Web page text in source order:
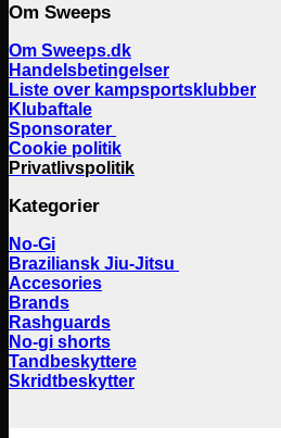
Om Sweeps
Om Sweeps.dk
Handelsbetingelser
Liste over kampsportsklubber
Klubaftale
Sponsorater
Cookie politik
Privatlivspolitik
Kategorier
No-Gi
Braziliansk Jiu-Jitsu
Accesories
Brands
Rashguards
No-gi shorts
Tandbeskyttere
Skridtbeskytter